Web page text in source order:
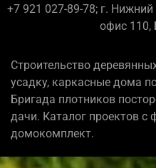
+7 921 027-89-78; г.
офис 110,
Строительство
усадку, каркасные дома
Бригада плотников
дачи. Каталог проектов с
домокомплект.